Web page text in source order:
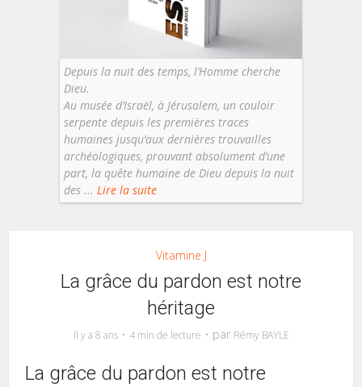
Depuis la nuit des temps, l’Homme cherche
Dieu.
Au musée d’Israël, à Jérusalem, un couloir
serpente depuis les premières traces
humaines jusqu’aux dernières trouvailles
archéologiques, prouvant absolument d’une
part, la quête humaine de Dieu depuis la nuit
des ... Lire la suite
Vitamine J
La grâce du pardon est notre
héritage
Il y a 8 ans 4 min de lecture par Rémy BAYLE
La grâce du pardon est notre